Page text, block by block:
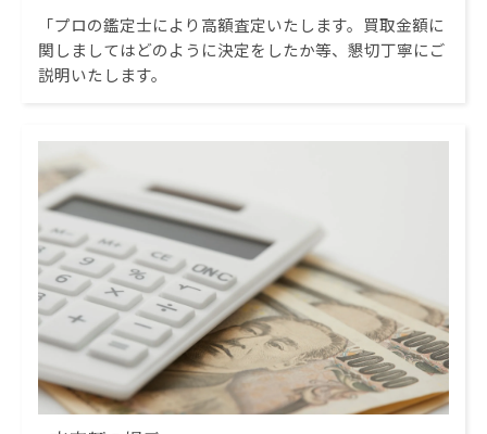
「プロの鑑定士により高額査定いたします。買取金額に
関しましてはどのように決定をしたか等、懇切丁寧にご
説明いたします。